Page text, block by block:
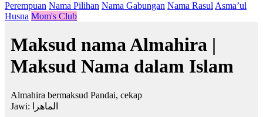
Perempuan Nama Pilihan Nama Gabungan Nama Rasul Asma’ul
Husna Mom's Club
Maksud nama Almahira |
Maksud Nama dalam Islam
Almahira bermaksud Pandai, cekap
Jawi:
الماهرا